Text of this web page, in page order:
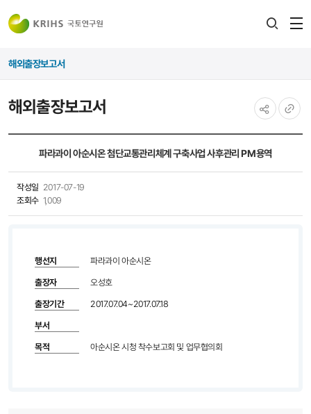
해외출장보고서
해외출장보고서
파라과이 아순시온 첨단교통관리체계 구축사업 사후관리 PM용역
작성일 2017-07-19
조회수 1,009
행선지 파라과이 아순시온
출장자 오성호
출장기간 2017.07.04~2017.07.18
부서
목적 아순시온 시청 착수보고회 및 업무협의회